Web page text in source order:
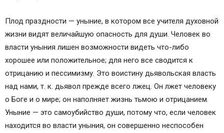
Плод праздности — уныние, в котором все учителя духовной
жизни видят величайшую опасность для души. Человек во
власти уныния лишен возможности видеть что-либо
хорошее или положительное; для него все сводится к
отрицанию и пессимизму. Это воистину дьявольская власть
над нами, т. к. дьявол прежде всего лжец. Он лжет человеку
о Боге и о мире; он наполняет жизнь тьмою и отрицанием.
Уныние — это самоубийство души, потому что, если человек
находится во власти уныния, он совершенно неспособен